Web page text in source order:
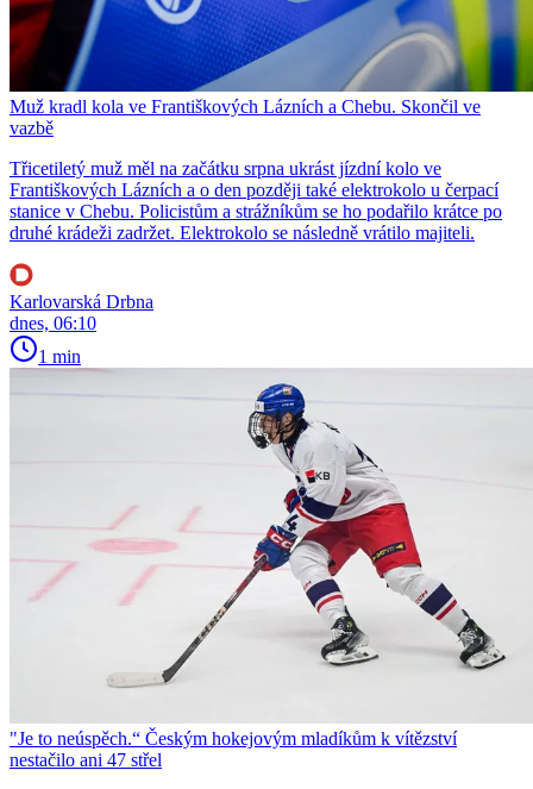
Muž kradl kola ve Františkových Lázních a Chebu. Skončil ve
vazbě
Třicetiletý muž měl na začátku srpna ukrást jízdní kolo ve
Františkových Lázních a o den později také elektrokolo u čerpací
stanice v Chebu. Policistům a strážníkům se ho podařilo krátce po
druhé krádeži zadržet. Elektrokolo se následně vrátilo majiteli.
Karlovarská Drbna
dnes, 06:10
1 min
"Je to neúspěch.“ Českým hokejovým mladíkům k vítězství
nestačilo ani 47 střel